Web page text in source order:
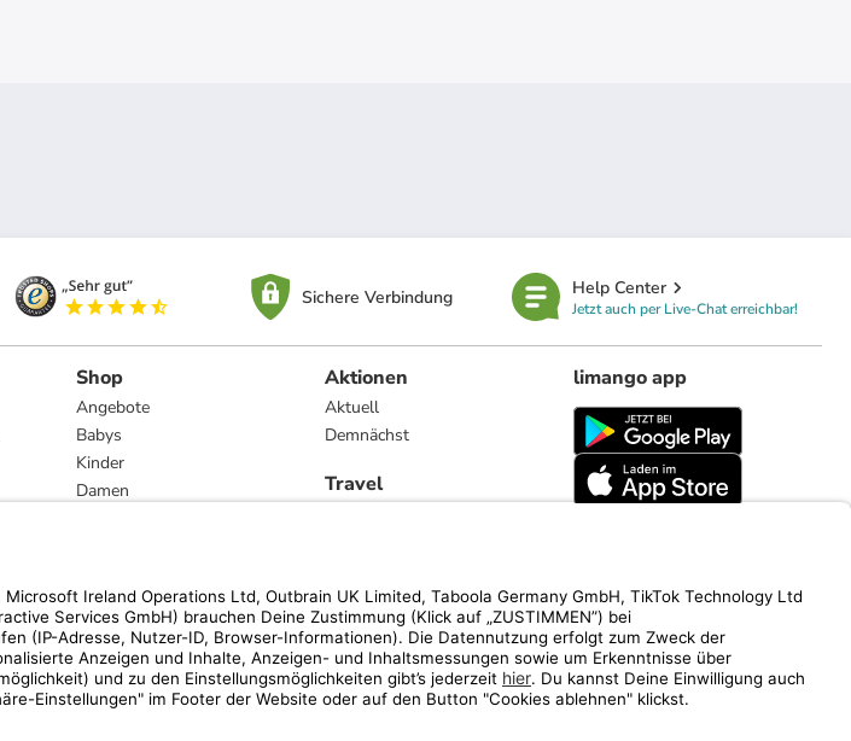
Sichere Verbindung Help Center
Jetzt auch per Live-Chat erreichbar!
Shop
Angebote
Babys
Kinder
Damen
Marken
Aktionen
Aktuell
Demnächst
Travel
limango app
limango.nl limango.pl